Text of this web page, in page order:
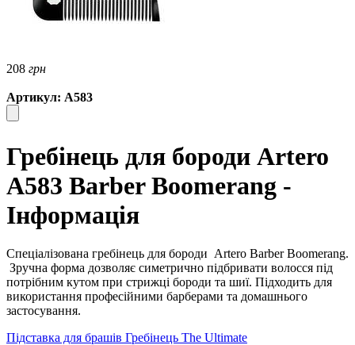
208 грн
Артикул: A583
Гребінець для бороди Artero
A583 Barber Boomerang -
Інформація
Спеціалізована гребінець для бороди Artero Barber Boomerang.
Зручна форма дозволяє симетрично підбривати волосся під
потрібним кутом при стрижці бороди та шиї. Підходить для
використання професійними барберами та домашнього
застосування.
Підставка для брашів Гребінець The Ultimate